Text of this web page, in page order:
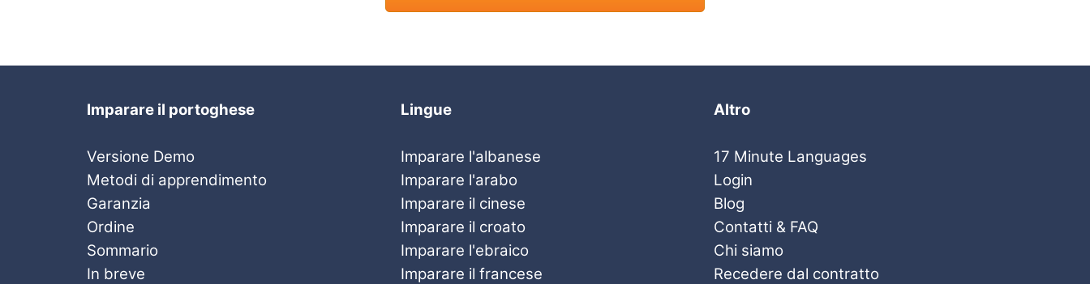
Imparare il portoghese
Versione Demo
Metodi di apprendimento
Garanzia
Ordine
Sommario
In breve
Lingue
Imparare l'albanese
Imparare l'arabo
Imparare il cinese
Imparare il croato
Imparare l'ebraico
Imparare il francese
Altro
17 Minute Languages
Login
Blog
Contatti & FAQ
Chi siamo
Recedere dal contratto